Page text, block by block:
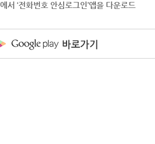
서 ‘전화번호 안심로그인’앱을 다운로드